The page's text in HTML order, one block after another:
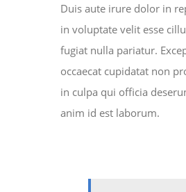
Duis aute irure dolor in
in voluptate velit esse
fugiat nulla pariatur.
occaecat cupidatat non
in culpa qui officia
anim id est laborum.